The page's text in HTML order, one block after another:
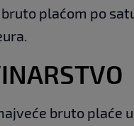
plaćom po
bruto plaće u